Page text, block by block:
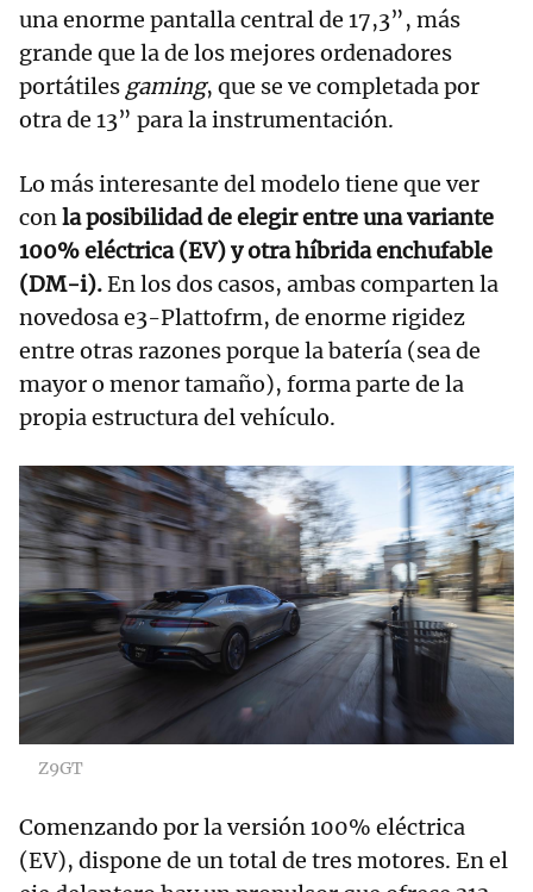
una enorme pantalla central de 17,3”, más
grande que la de los mejores ordenadores
portátiles gaming, que se ve completada por
otra de 13” para la instrumentación.
Lo más interesante del modelo tiene que ver
conla posibilidad de elegir entre una variante
100% eléctrica (EV) y otra híbrida enchufable
(DM-i).En los dos casos, ambas comparten la
novedosa e3-Plattofrm, de enorme rigidez
entre otras razones porque la batería (sea de
mayor o menor tamaño), forma parte de la
propia estructura del vehículo.
Z9GT
Comenzando por la versión 100% eléctrica
(EV), dispone de un total de tres motores. En el